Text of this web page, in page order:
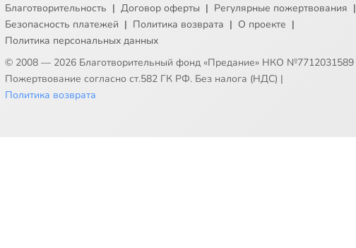
Благотворительность | Договор оферты | Регулярные пожертвования |
Безопасность платежей | Политика возврата | О проекте |
Политика персональных данных
© 2008 — 2026 Благотворительный фонд «Предание» НКО №7712031589
Пожертвование согласно ст.582 ГК РФ. Без налога (НДС) |
Политика возврата